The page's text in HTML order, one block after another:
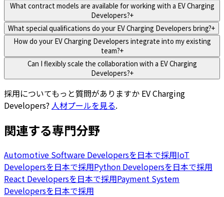
What contract models are available for working with a EV Charging
Developers?+
What special qualifications do your EV Charging Developers bring?+
How do your EV Charging Developers integrate into my existing
team?+
Can I flexibly scale the collaboration with a EV Charging
Developers?+
採用についてもっと質問がありますか EV Charging
Developers? 人材プールを見る.
関連する専門分野
Automotive Software Developersを日本で採用IoT
Developersを日本で採用Python Developersを日本で採用
React Developersを日本で採用Payment System
Developersを日本で採用